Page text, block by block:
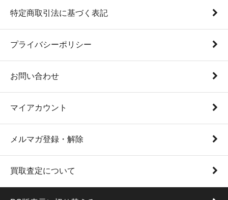
特定商取引法に基づく表記
プライバシーポリシー
お問い合わせ
マイアカウント
メルマガ登録・解除
買取査定について